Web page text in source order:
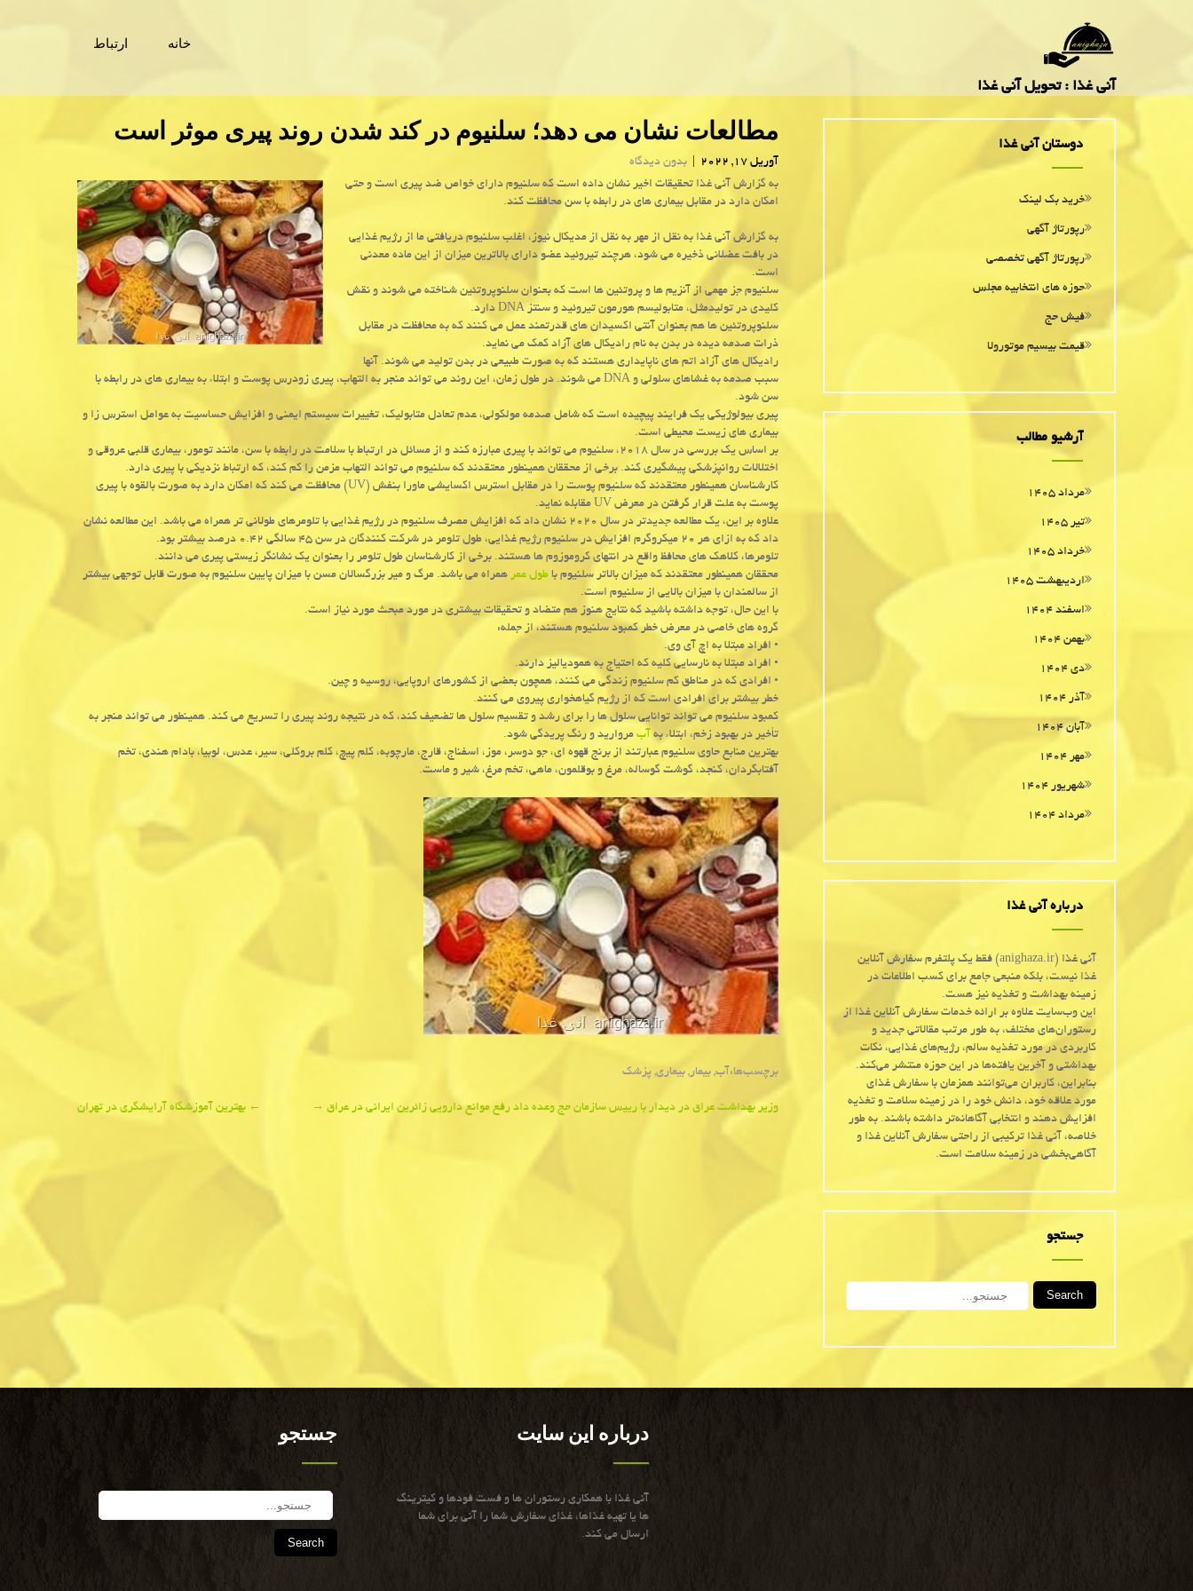
آنی غذا : تحویل آنی غذا
خانه ارتباط
مطالعات نشان می دهد؛ سلنیوم در کند شدن روند پیری موثر است
آوریل 17, 2022
بدون دیدگاه
به گزارش آنی غذا تحقیقات اخیر نشان داده است که سلنیوم دارای خواص ضد پیری است و حتی
امکان دارد در مقابل بیماری های در رابطه با سن محافظت کند.
به گزارش آنی غذا به نقل از مهر به نقل از مدیکال نیوز، اغلب سلنیوم دریافتی ما از رژیم غذایی
در بافت عضلانی ذخیره می شود، هرچند تیروئید عضو دارای بالاترین میزان از این ماده معدنی
است.
سلنیوم جز مهمی از آنزیم ها و پروتئین ها است که بعنوان سلنوپروتئین شناخته می شوند و نقش
کلیدی در تولیدمثل، متابولیسم هورمون تیروئید و سنتز DNA دارد.
سلنوپروتئین ها هم بعنوان آنتی اکسیدان های قدرتمند عمل می کنند که به محافظت در مقابل
ذرات صدمه دیده در بدن به نام رادیکال های آزاد کمک می نماید.
رادیکال های آزاد اتم های ناپایداری هستند که به صورت طبیعی در بدن تولید می شوند. آنها
سبب صدمه به غشاهای سلولی و DNA می شوند. در طول زمان، این روند می تواند منجر به التهاب، پیری زودرس پوست و ابتلاء به بیماری های در رابطه با
سن شود.
پیری بیولوژیکی یک فرایند پیچیده است که شامل صدمه مولکولی، عدم تعادل متابولیک، تغییرات سیستم ایمنی و افزایش حساسیت به عوامل استرس زا و
بیماری های زیست محیطی است.
بر اساس یک بررسی در سال ۲۰۱۸، سلنیوم می تواند با پیری مبارزه کند و از مسائل در ارتباط با سلامت در رابطه با سن، مانند تومور، بیماری قلبی عروقی و
اختلالات روانپزشکی پیشگیری کند. برخی از محققان همینطور معتقدند که سلنیوم می تواند التهاب مزمن را کم کند، که ارتباط نزدیکی با پیری دارد.
کارشناسان همینطور معتقدند که سلنیوم پوست را در مقابل استرس اکسایشی ماورا بنفش (UV) محافظت می کند که امکان دارد به صورت بالقوه با پیری
پوست به علت قرار گرفتن در معرض UV مقابله نماید.
علاوه بر این، یک مطالعه جدیدتر در سال ۲۰۲۰ نشان داد که افزایش مصرف سلنیوم در رژیم غذایی با تلومرهای طولانی تر همراه می باشد. این مطالعه نشان
داد که به ازای هر ۲۰ میکروگرم افزایش در سلنیوم رژیم غذایی، طول تلومر در شرکت کنندگان در سن ۴۵ سالگی ۰.۴۲ درصد بیشتر بود.
تلومرها، کلاهک های محافظ واقع در انتهای کروموزوم ها هستند. برخی از کارشناسان طول تلومر را بعنوان یک نشانگر زیستی پیری می دانند.
محققان همینطور معتقدند که میزان بالاتر سلنیوم با طول عمر همراه می باشد. مرگ و میر بزرگسالان مسن با میزان پایین سلنیوم به صورت قابل توجهی بیشتر
از سالمندان با میزان بالایی از سلنیوم است.
با این حال، توجه داشته باشید که نتایج هنوز هم متضاد و تحقیقات بیشتری در مورد مبحث مورد نیاز است.
گروه های خاصی در معرض خطر کمبود سلنیوم هستند، از جمله:
• افراد مبتلا به اچ آی وی.
• افراد مبتلا به نارسایی کلیه که احتیاج به همودیالیز دارند.
• افرادی که در مناطق کم سلنیوم زندگی می کنند، همچون بعضی از کشورهای اروپایی، روسیه و چین.
خطر بیشتر برای افرادی است که از رژیم گیاهخواری پیروی می کنند.
کمبود سلنیوم می تواند توانایی سلول ها را برای رشد و تقسیم سلول ها تضعیف کند، که در نتیجه روند پیری را تسریع می کند. همینطور می تواند منجر به
تأخیر در بهبود زخم، ابتلاء به آب مروارید و رنگ پریدگی شود.
بهترین منابع حاوی سلنیوم عبارتند از برنج قهوه ای، جو دوسر، موز، اسفناج، قارج، مارچوبه، کلم پیچ، کلم بروکلی، سیر، عدس، لوبیا، بادام هندی، تخم
آفتابگردان، کنجد، گوشت گوساله، مرغ و بوقلمون، ماهی، تخم مرغ، شیر و ماست.
برچسب‌ها: آب, بیمار, بیماری, پزشك
Post
navigation
← بهترین آموزشگاه آرایشگری در تهران وزیر بهداشت عراق در دیدار با رییس سازمان حج وعده داد رفع موانع دارویی زائرین ایرانی در عراق →
دوستان آنی غذا
خرید بک لینک
رپورتاژ آگهی
رپورتاژ آگهی تخصصی
حوزه های انتخابیه مجلس
فیش حج
قیمت بیسیم موتورولا
آرشیو مطالب
مرداد ۱۴۰۵
تیر ۱۴۰۵
خرداد ۱۴۰۵
اردیبهشت ۱۴۰۵
اسفند ۱۴۰۴
بهمن ۱۴۰۴
دی ۱۴۰۴
آذر ۱۴۰۴
آبان ۱۴۰۴
مهر ۱۴۰۴
شهریور ۱۴۰۴
مرداد ۱۴۰۴
درباره آنی غذا
آنی غذا (anighaza.ir) فقط یک پلتفرم سفارش آنلاین
غذا نیست، بلکه منبعی جامع برای کسب اطلاعات در
زمینه بهداشت و تغذیه نیز هست.
این وب‌سایت علاوه بر ارائه خدمات سفارش آنلاین غذا از
رستوران‌های مختلف، به طور مرتب مقالاتی جدید و
کاربردی در مورد تغذیه سالم، رژیم‌های غذایی، نکات
بهداشتی و آخرین یافته‌ها در این حوزه منتشر می‌کند.
بنابراین، کاربران می‌توانند همزمان با سفارش غذای
مورد علاقه خود، دانش خود را در زمینه سلامت و تغذیه
افزایش دهند و انتخابی آگاهانه‌تر داشته باشند. به طور
خلاصه، آنی غذا ترکیبی از راحتی سفارش آنلاین غذا و
آگاهی‌بخشی در زمینه سلامت است.
جستجو
Search
جستجو درباره این سایت
آنی غذا با همكاری رستوران ها و فست فودها و كیترینگ
ها یا تهیه غذاها، غذای سفارش شما را آنی برای شما
ارسال می كند.